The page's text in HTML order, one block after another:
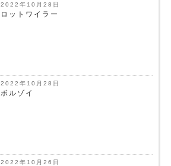
2022年10月28日
ロットワイラー
2022年10月28日
ボルゾイ
2022年10月26日